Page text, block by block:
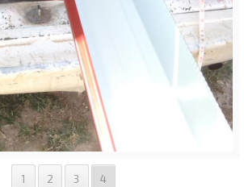
1 2 3 4